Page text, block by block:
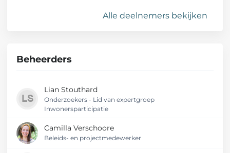
Alle deelnemers bekijken
Beheerders
Lian Stouthard
Onderzoekers - Lid van expertgroep
Inwonersparticipatie
Camilla Verschoore
Beleids- en projectmedewerker